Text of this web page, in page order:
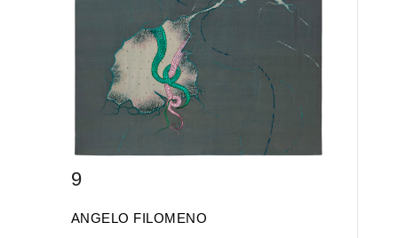
9
ANGELO FILOMENO